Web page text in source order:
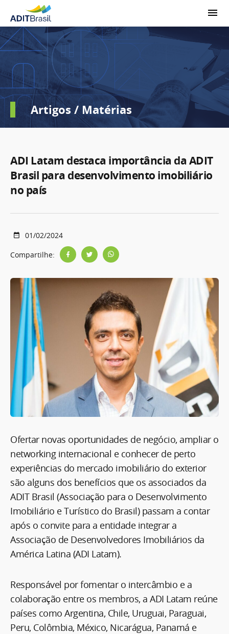
Artigos / Matérias
ADI Latam destaca importância da ADIT
Brasil para desenvolvimento imobiliário
no país
01/02/2024
Compartilhe:
Ofertar novas oportunidades de negócio, ampliar o
networking internacional e conhecer de perto
experiências do mercado imobiliário do exterior
são alguns dos benefícios que os associados da
ADIT Brasil (Associação para o Desenvolvimento
Imobiliário e Turístico do Brasil) passam a contar
após o convite para a entidade integrar a
Associação de Desenvolvedores Imobiliários da
América Latina (ADI Latam).
Responsável por fomentar o intercâmbio e a
colaboração entre os membros, a ADI Latam reúne
países como Argentina, Chile, Uruguai, Paraguai,
Peru, Colômbia, México, Nicarágua, Panamá e